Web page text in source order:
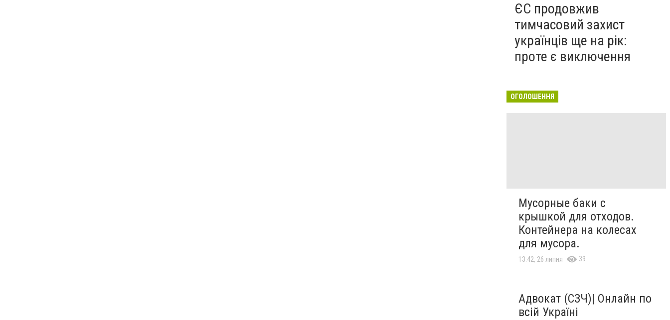
ЄС продовжив
тимчасовий захист
українців ще на рік:
проте є виключення
ОГОЛОШЕННЯ
Мусорные баки с
крышкой для отходов.
Контейнера на колесах
для мусора.
13:42, 26 липня 39
Адвокат (СЗЧ)| Онлайн по
всій Україні